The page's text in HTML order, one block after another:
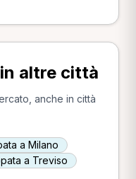
altre città
anche in città
a Milano
a Treviso